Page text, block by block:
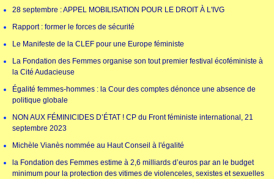
28 septembre : APPEL MOBILISATION POUR LE DROIT À L'IVG
Rapport : former le forces de sécurité
Le Manifeste de la CLEF pour une Europe féministe
La Fondation des Femmes organise son tout premier festival écoféministe à
la Cité Audacieuse
Égalité femmes-hommes : la Cour des comptes dénonce une absence de
politique globale
NON AUX FÉMINICIDES D’ÉTAT ! CP du Front féministe international, 21
septembre 2023
Michèle Vianès nommée au Haut Conseil à l'égalité
la Fondation des Femmes estime à 2,6 milliards d’euros par an le budget
minimum pour la protection des vitimes de violenceles, sexistes et sexuelles